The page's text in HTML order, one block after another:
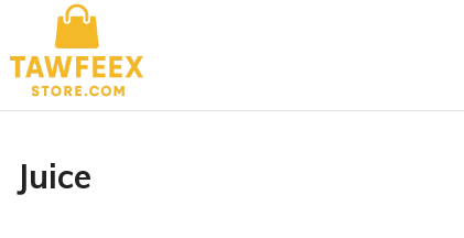
Juice